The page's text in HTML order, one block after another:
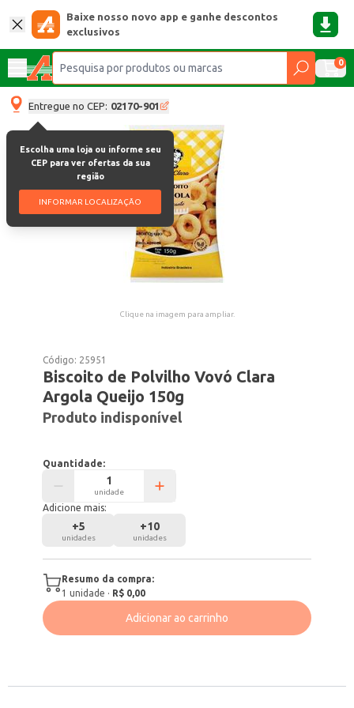
Baixe nosso novo app e ganhe descontos
exclusivos
0
Entregue no CEP: 02170-901
Escolha uma loja ou informe seu
CEP para ver ofertas da sua
região
INFORMAR LOCALIZAÇÃO
Clique na imagem para ampliar.
Código: 25951
Biscoito de Polvilho Vovó Clara
Argola Queijo 150g
Produto indisponível
Quantidade:
unidade
Adicione mais:
+5
unidades
+10
unidades
Resumo da compra:
1 unidade · R$ 0,00
Adicionar ao carrinho